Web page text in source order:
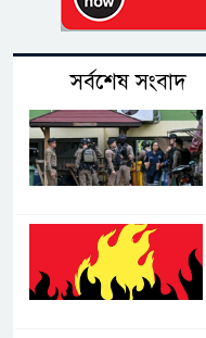
সর্বশেষ সংবাদ